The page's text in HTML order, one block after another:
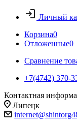
Личный
Корзина0
Отложенные0
Сравнение
+7(4742) 370-
Контактная
Липецк